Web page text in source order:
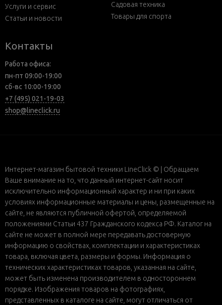
Услуги и сервис
Статьи и новости
Садовая техника
Товары для спорта
Контакты
Работа офиса:
пн-пт 09:00-19:00
сб-вс 10:00-19:00
+7 (495) 021-19-03
shop@lineclick.ru
Интернет-магазин бытовой техники LineClick © | Обращаем
Ваше внимание на то, что данный интернет-сайт носит
исключительно информационный характер и ни при каких
условиях информационные материалы и цены, размещенные на
сайте, не являются публичной офертой, определяемой
положениями Статьи 437 Гражданского кодекса РФ. Каталог на
сайте не может в полной мере передавать достоверную
информацию о свойствах, комплектации и характеристиках
товара, включая цвета, размеры и формы. Информация о
технических характеристиках товаров, указанная на сайте,
может быть изменена производителем в одностороннем
порядке. Изображения товаров на фотографиях,
представленных в каталоге на сайте, могут отличаться от